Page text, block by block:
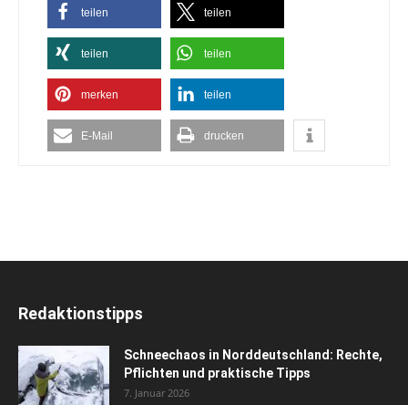
teilen teilen
teilen teilen
merken teilen
E-Mail drucken
Redaktionstipps
Schneechaos in Norddeutschland: Rechte,
Pflichten und praktische Tipps
7. Januar 2026